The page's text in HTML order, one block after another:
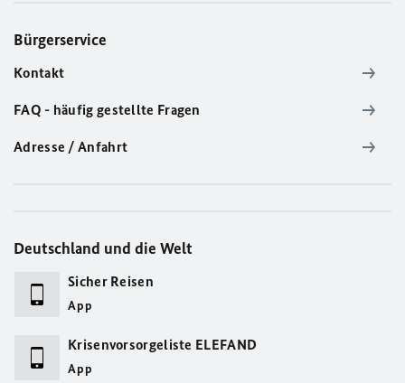
Bürgerservice
Kontakt
FAQ - häufig gestellte Fragen
Adresse / Anfahrt
Deutschland und die Welt
Sicher Reisen
App
Krisenvorsorgeliste ELEFAND
App